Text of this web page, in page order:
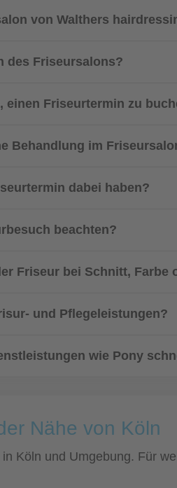
von Walthers
des Friseursalons?
einen Friseurtermin zu
Behandlung im
dabei haben?
beachten?
Friseur bei Schnitt, Farbe
und Pflegeleistungen?
wie Pony
Nähe von Köln
Köln und Umgebung. Für